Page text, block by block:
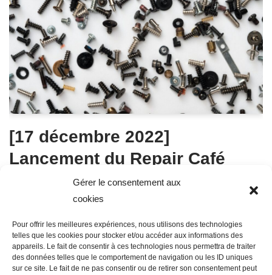
Gérer le consentement aux
cookies
Pour offrir les meilleures expériences, nous utilisons des technologies
telles que les cookies pour stocker et/ou accéder aux informations des
appareils. Le fait de consentir à ces technologies nous permettra de traiter
des données telles que le comportement de navigation ou les ID uniques
sur ce site. Le fait de ne pas consentir ou de retirer son consentement peut
[17 décembre 2022]
Lancement du Repair Café
Amandinois !
Le « Repair Café » : un moment convivial d’échanges et de
curiosité Dans « Repair Café », il y a « Repair » mais il y a
surtout « Café » !Allier l’utile à l’agréable, c’est le principe